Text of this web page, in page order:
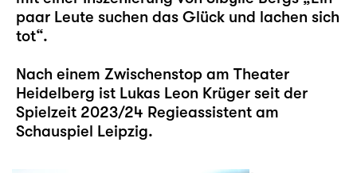
paar Leute suchen das Glück und lachen sich
tot“.
Nach einem Zwischenstop am Theater
Heidelberg ist Lukas Leon Krüger seit der
Spielzeit 2023/24 Regieassistent am
Schauspiel Leipzig.